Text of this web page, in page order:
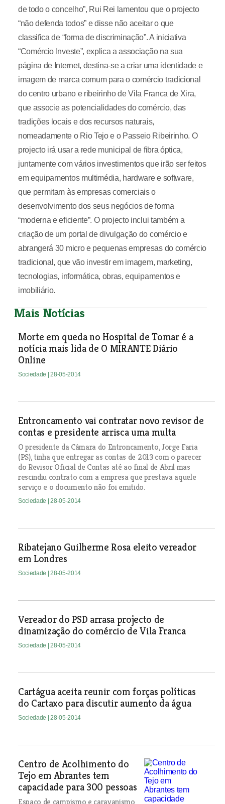
de todo o concelho”, Rui Rei lamentou que o projecto
“não defenda todos” e disse não aceitar o que
classifica de “forma de discriminação”. A iniciativa
“Comércio Investe”, explica a associação na sua
página de Internet, destina-se a criar uma identidade e
imagem de marca comum para o comércio tradicional
do centro urbano e ribeirinho de Vila Franca de Xira,
que associe as potencialidades do comércio, das
tradições locais e dos recursos naturais,
nomeadamente o Rio Tejo e o Passeio Ribeirinho. O
projecto irá usar a rede municipal de fibra óptica,
juntamente com vários investimentos que irão ser feitos
em equipamentos multimédia, hardware e software,
que permitam às empresas comerciais o
desenvolvimento dos seus negócios de forma
“moderna e eficiente”. O projecto inclui também a
criação de um portal de divulgação do comércio e
abrangerá 30 micro e pequenas empresas do comércio
tradicional, que vão investir em imagem, marketing,
tecnologias, informática, obras, equipamentos e
imobiliário.
Mais Notícias
Morte em queda no Hospital de Tomar é a
notícia mais lida de O MIRANTE Diário
Online
Sociedade | 28-05-2014
Entroncamento vai contratar novo revisor de
contas e presidente arrisca uma multa
O presidente da Câmara do Entroncamento, Jorge Faria
(PS), tinha que entregar as contas de 2013 com o parecer
do Revisor Oficial de Contas até ao final de Abril mas
rescindiu contrato com a empresa que prestava aquele
serviço e o documento não foi emitido.
Sociedade | 28-05-2014
Ribatejano Guilherme Rosa eleito vereador
em Londres
Sociedade | 28-05-2014
Vereador do PSD arrasa projecto de
dinamização do comércio de Vila Franca
Sociedade | 28-05-2014
Cartágua aceita reunir com forças políticas
do Cartaxo para discutir aumento da água
Sociedade | 28-05-2014
Centro de Acolhimento do
Tejo em Abrantes tem
capacidade para 300 pessoas
Espaço de campismo e caravanismo